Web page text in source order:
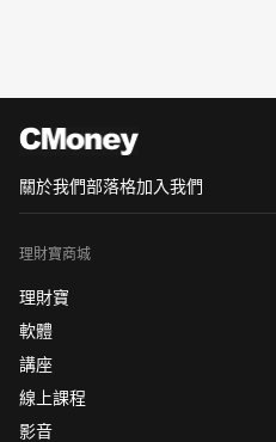
關於我們部落格加入我們
理財寶商城
理財寶
軟體
講座
線上課程
影音